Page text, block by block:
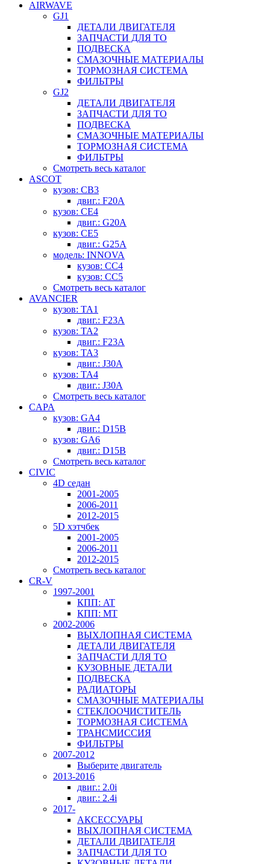
AIRWAVE
GJ1
ДЕТАЛИ ДВИГАТЕЛЯ
ЗАПЧАСТИ ДЛЯ ТО
ПОДВЕСКА
СМАЗОЧНЫЕ МАТЕРИАЛЫ
ТОРМОЗНАЯ СИСТЕМА
ФИЛЬТРЫ
GJ2
ДЕТАЛИ ДВИГАТЕЛЯ
ЗАПЧАСТИ ДЛЯ ТО
ПОДВЕСКА
СМАЗОЧНЫЕ МАТЕРИАЛЫ
ТОРМОЗНАЯ СИСТЕМА
ФИЛЬТРЫ
Смотреть весь каталог
ASCOT
кузов: CB3
двиг.: F20A
кузов: CE4
двиг.: G20A
кузов: CE5
двиг.: G25A
модель: INNOVA
кузов: CC4
кузов: CC5
Смотреть весь каталог
AVANCIER
кузов: TA1
двиг.: F23A
кузов: TA2
двиг.: F23A
кузов: TA3
двиг.: J30A
кузов: TA4
двиг.: J30A
Смотреть весь каталог
CAPA
кузов: GA4
двиг.: D15B
кузов: GA6
двиг.: D15B
Смотреть весь каталог
CIVIC
4D седан
2001-2005
2006-2011
2012-2015
5D хэтчбек
2001-2005
2006-2011
2012-2015
Смотреть весь каталог
CR-V
1997-2001
КПП: AT
КПП: MT
2002-2006
ВЫХЛОПНАЯ СИСТЕМА
ДЕТАЛИ ДВИГАТЕЛЯ
ЗАПЧАСТИ ДЛЯ ТО
КУЗОВНЫЕ ДЕТАЛИ
ПОДВЕСКА
РАДИАТОРЫ
СМАЗОЧНЫЕ МАТЕРИАЛЫ
СТЕКЛООЧИСТИТЕЛЬ
ТОРМОЗНАЯ СИСТЕМА
ТРАНСМИССИЯ
ФИЛЬТРЫ
2007-2012
Выберите двигатель
2013-2016
двиг.: 2.0i
двиг.: 2.4i
2017-
АКСЕССУАРЫ
ВЫХЛОПНАЯ СИСТЕМА
ДЕТАЛИ ДВИГАТЕЛЯ
ЗАПЧАСТИ ДЛЯ ТО